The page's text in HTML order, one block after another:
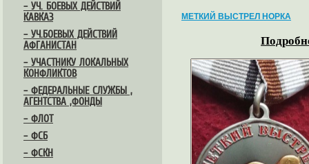
– УЧ. БОЕВЫХ ДЕЙСТВИЙ
КАВКАЗ
– УЧ.БОЕВЫХ ДЕЙСТВИЙ
АФГАНИСТАН
– УЧАСТНИКУ ЛОКАЛЬНЫХ
КОНФЛИКТОВ
– ФЕДЕРАЛЬНЫЕ СЛУЖБЫ ,
АГЕНТСТВА ,ФОНДЫ
– ФЛОТ
– ФСБ
– ФСКН
МЕТКИЙ ВЫСТРЕЛ НОРКА